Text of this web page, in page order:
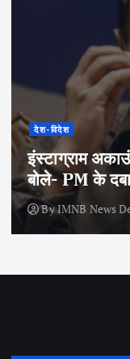
देश-विदेश
इंस्टाग्राम
बोले- PM के
ByIMNB News